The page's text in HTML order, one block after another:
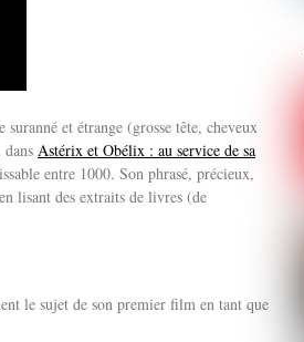
et étrange (grosse tête, cheveux
Astérix et Obélix : au service de sa
entre 1000. Son phrasé, précieux,
lisant des extraits de livres (de
le sujet de son premier film en tant que